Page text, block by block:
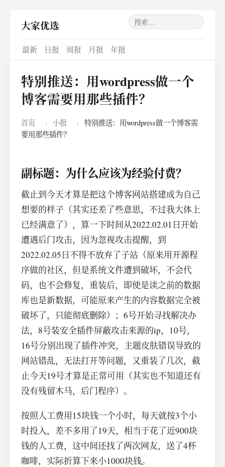
大家优选
最新 日报 周报 月报 年报
特别推送：用wordpress做一个
博客需要用那些插件？
首页 › 小报 ›
特别推送：用wordpress做一个博客需
要用那些插件？
副标题：为什么应该为经验付费？
截止到今天才算是把这个博客网站搭建成为自己
想要的样子（其实还差了些意思，不过我大体上
已经满意了），算一下时间从2022.02.01日开始
遭遇后门攻击，因为忽视攻击提醒，到
2022.02.05日不得不放弃了子站（原来用开源程
序做的社区，但是系统文件遭到破坏，不会代
码，也不会修复，重装后，即使是读之前的数据
库也是新数据，可能原来产生的内容数据完全被
破坏了，只能彻底删除）；6号开始寻找解决办
法，8号装安全插件屏蔽攻击来源的ip，10号，
16号分别出现了插件冲突，主题皮肤错误导致的
网站错乱，无法打开等问题，又重装了几次，截
止今天19号才算是正常可用（其实也不知道还有
没有残留木马，后门程序）。
按照人工费用15块钱一个小时，每天就按3个小
时投入，差不多用了19天，相当于花了近900块
钱的人工费，这中间还找了两次网友，送了4杯
咖啡，实际折算下来小1000块钱。